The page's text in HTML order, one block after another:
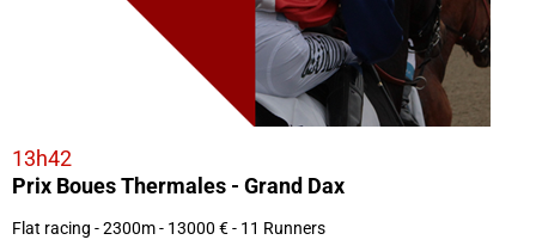
13h42
Prix Boues Thermales - Grand Dax
Flat racing - 2300m - 13000 € - 11 Runners